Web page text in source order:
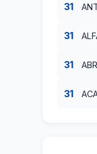
31
31
31
31